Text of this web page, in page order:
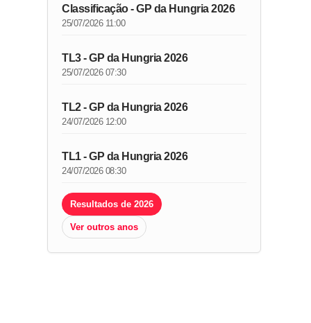
Classificação - GP da Hungria 2026
25/07/2026 11:00
TL3 - GP da Hungria 2026
25/07/2026 07:30
TL2 - GP da Hungria 2026
24/07/2026 12:00
TL1 - GP da Hungria 2026
24/07/2026 08:30
Resultados de 2026
Ver outros anos